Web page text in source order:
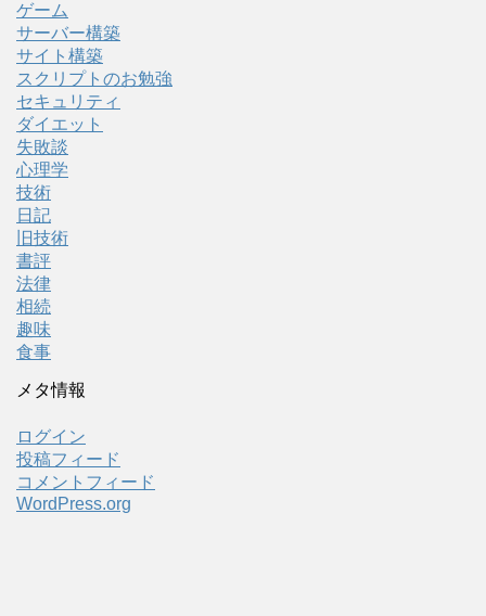
ゲーム
サーバー構築
サイト構築
スクリプトのお勉強
セキュリティ
ダイエット
失敗談
心理学
技術
日記
旧技術
書評
法律
相続
趣味
食事
メタ情報
ログイン
投稿フィード
コメントフィード
WordPress.org